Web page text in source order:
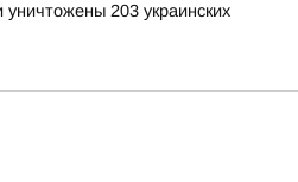
203 украинских